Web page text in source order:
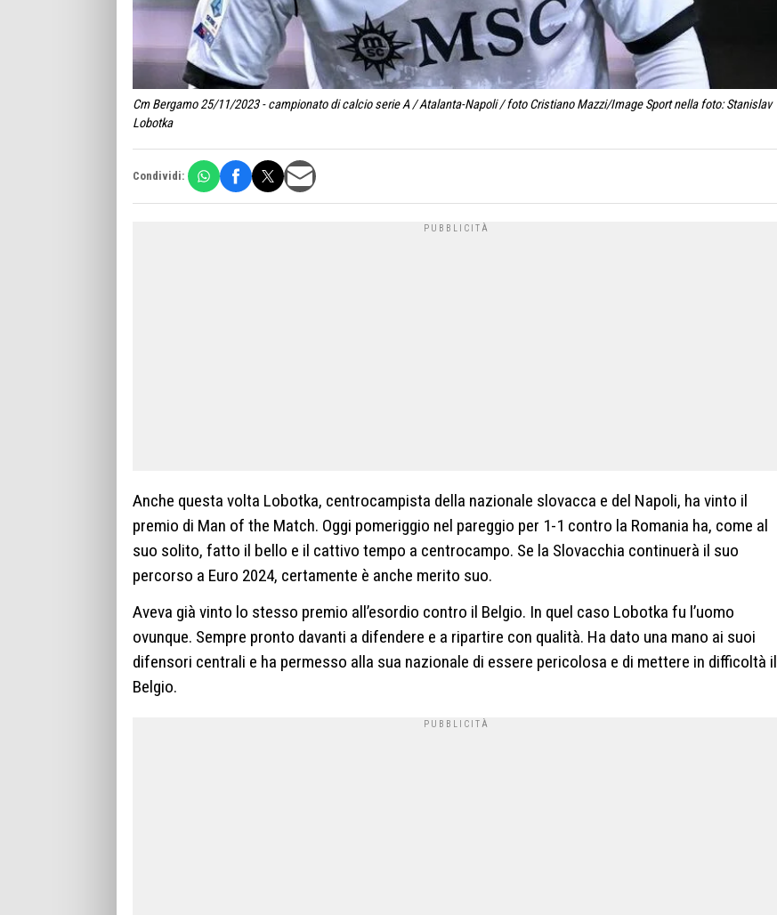
Cm Bergamo 25/11/2023 - campionato di calcio serie A / Atalanta-Napoli / foto Cristiano Mazzi/Image Sport nella foto: Stanislav
Lobotka
Condividi:
Anche questa volta Lobotka, centrocampista della nazionale slovacca e del Napoli, ha vinto il
premio di Man of the Match. Oggi pomeriggio nel pareggio per 1-1 contro la Romania ha, come al
suo solito, fatto il bello e il cattivo tempo a centrocampo. Se la Slovacchia continuerà il suo
percorso a Euro 2024, certamente è anche merito suo.
Aveva già vinto lo stesso premio all’esordio contro il Belgio. In quel caso Lobotka fu l’uomo
ovunque. Sempre pronto davanti a difendere e a ripartire con qualità. Ha dato una mano ai suoi
difensori centrali e ha permesso alla sua nazionale di essere pericolosa e di mettere in difficoltà il
Belgio.